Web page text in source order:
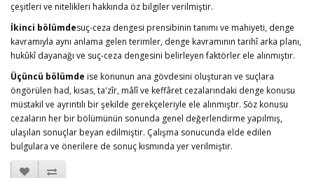
çeşitleri ve nitelikleri hakkında öz bilgiler verilmiştir.
İkinci bölümdesuç-ceza dengesi prensibinin tanımı ve mahiyeti, denge
kavramıyla aynı anlama gelen terimler, denge kavramının tarihî arka planı,
hukûkî dayanağı ve suç-ceza dengesini belirleyen faktörler ele alınmıştır.
Üçüncü bölümde ise konunun ana gövdesini oluşturan ve suçlara
öngörülen had, kısas, ta'zîr, mâlî ve keffâret cezalarındaki denge konusu
müstakil ve ayrıntılı bir şekilde gerekçeleriyle ele alınmıştır. Söz konusu
cezaların her bir bölümünün sonunda genel değerlendirme yapılmış,
ulaşılan sonuçlar beyan edilmiştir. Çalışma sonucunda elde edilen
bulgulara ve önerilere de sonuç kısmında yer verilmiştir.